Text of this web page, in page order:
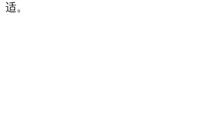
适。